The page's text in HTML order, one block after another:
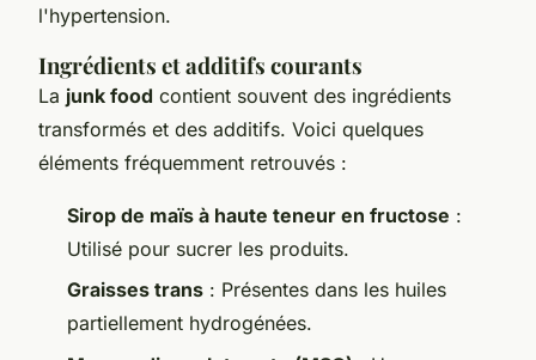
l'hypertension.
Ingrédients et additifs courants
La junk food contient souvent des ingrédients
transformés et des additifs. Voici quelques
éléments fréquemment retrouvés :
Sirop de maïs à haute teneur en fructose :
Utilisé pour sucrer les produits.
Graisses trans : Présentes dans les huiles
partiellement hydrogénées.